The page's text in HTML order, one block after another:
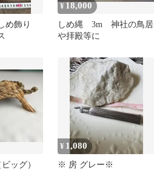
め飾り
¥ 18,000
しめ縄 3m 神社の鳥居
や拝殿等に
ッグ）
¥ 1,080
※ 房 グレー※